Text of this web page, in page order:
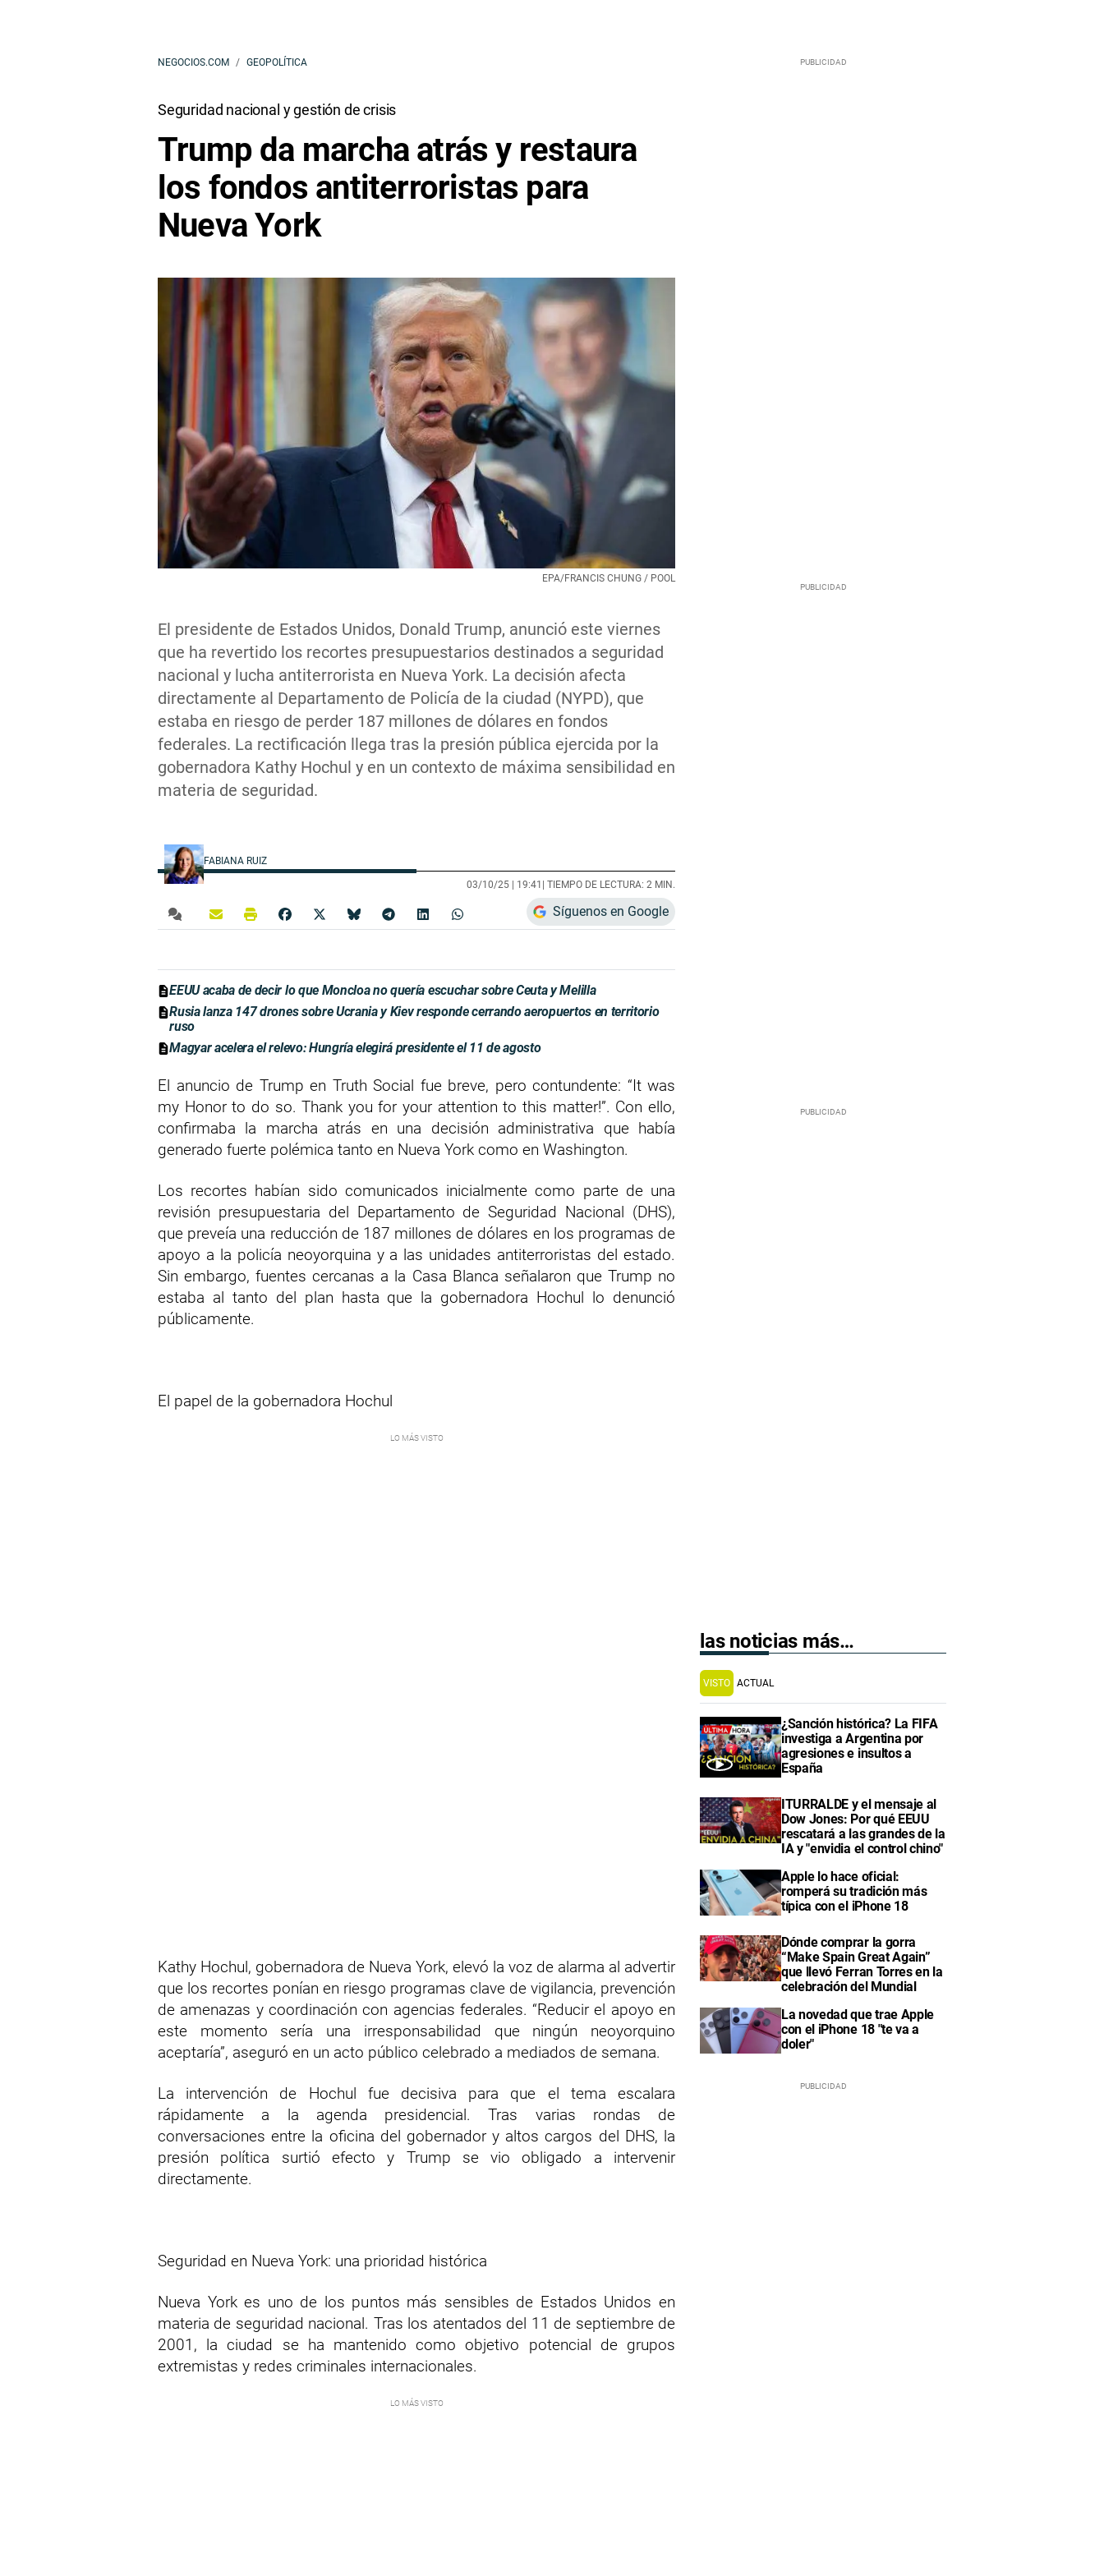
NEGOCIOS.COM GEOPOLÍTICA
Seguridad nacional y gestión de crisis
Trump da marcha atrás y restaura
los fondos antiterroristas para
Nueva York
El presidente de Estados Unidos, Donald Trump, anunció este viernes
que ha revertido los recortes presupuestarios destinados a seguridad
nacional y lucha antiterrorista en Nueva York. La decisión afecta
directamente al Departamento de Policía de la ciudad (NYPD), que
estaba en riesgo de perder 187 millones de dólares en fondos
federales. La rectificación llega tras la presión pública ejercida por la
gobernadora Kathy Hochul y en un contexto de máxima sensibilidad en
materia de seguridad.
EPA/FRANCIS CHUNG / POOL
FABIANA RUIZ
03/10/25 | 19:41 | TIEMPO DE LECTURA: 2 MIN.
Síguenos en Google
EEUU acaba de decir lo que Moncloa no quería escuchar sobre Ceuta y Melilla
Rusia lanza 147 drones sobre Ucrania y Kiev responde cerrando aeropuertos en territorio
ruso
Magyar acelera el relevo: Hungría elegirá presidente el 11 de agosto
El anuncio de Trump en Truth Social fue breve, pero contundente: “It was
my Honor to do so. Thank you for your attention to this matter!”. Con ello,
confirmaba la marcha atrás en una decisión administrativa que había
generado fuerte polémica tanto en Nueva York como en Washington.
Los recortes habían sido comunicados inicialmente como parte de una
revisión presupuestaria del Departamento de Seguridad Nacional (DHS),
que preveía una reducción de 187 millones de dólares en los programas de
apoyo a la policía neoyorquina y a las unidades antiterroristas del estado.
Sin embargo, fuentes cercanas a la Casa Blanca señalaron que Trump no
estaba al tanto del plan hasta que la gobernadora Hochul lo denunció
públicamente.
El papel de la gobernadora Hochul
Kathy Hochul, gobernadora de Nueva York, elevó la voz de alarma al advertir
que los recortes ponían en riesgo programas clave de vigilancia, prevención
de amenazas y coordinación con agencias federales. “Reducir el apoyo en
este momento sería una irresponsabilidad que ningún neoyorquino
aceptaría”, aseguró en un acto público celebrado a mediados de semana.
La intervención de Hochul fue decisiva para que el tema escalara
rápidamente a la agenda presidencial. Tras varias rondas de
conversaciones entre la oficina del gobernador y altos cargos del DHS, la
presión política surtió efecto y Trump se vio obligado a intervenir
directamente.
Seguridad en Nueva York: una prioridad histórica
Nueva York es uno de los puntos más sensibles de Estados Unidos en
materia de seguridad nacional. Tras los atentados del 11 de septiembre de
2001, la ciudad se ha mantenido como objetivo potencial de grupos
extremistas y redes criminales internacionales.
las noticias más…
VISTO ACTUAL
¿Sanción histórica? La FIFA
investiga a Argentina por
agresiones e insultos a
España
ITURRALDE y el mensaje al
Dow Jones: Por qué EEUU
rescatará a las grandes de la
IA y "envidia el control chino"
Apple lo hace oficial:
romperá su tradición más
típica con el iPhone 18
Dónde comprar la gorra
“Make Spain Great Again”
que llevó Ferran Torres en la
celebración del Mundial
La novedad que trae Apple
con el iPhone 18 "te va a
doler"